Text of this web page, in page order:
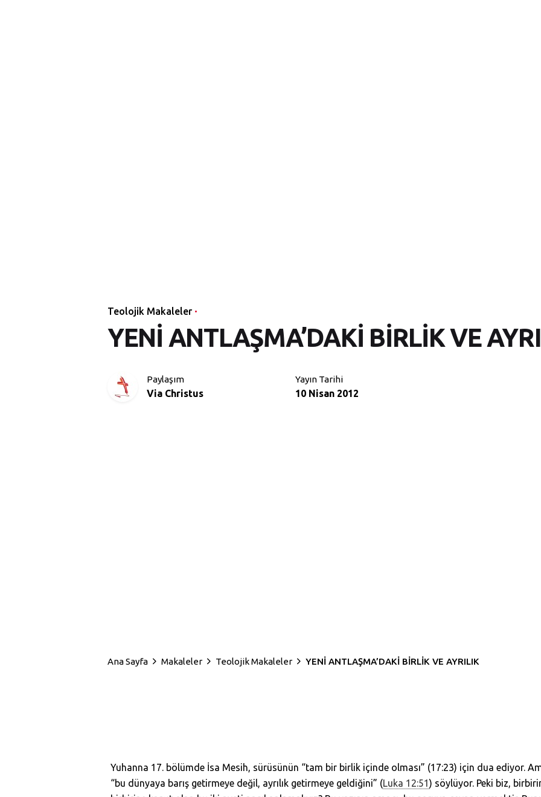
Teolojik Makaleler
YENİ ANTLAŞMA’DAKİ BİRLİK VE
Paylaşım
Via Christus
Yayın Tarihi
10 Nisan 2012
Ana Sayfa Makaleler Teolojik Makaleler YENİ ANTLAŞMA’DAKİ BİRLİK VE AYRILIK
Yuhanna 17. bölümde İsa Mesih, sürüsünün “tam bir birlik içinde olması” (17:23) için dua ediyor.
“bu dünyaya barış getirmeye değil, ayrılık getirmeye geldiğini” (Luka 12:51) söylüyor. Peki biz,